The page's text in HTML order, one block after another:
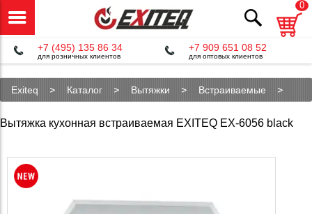
0
+7 (495) 135 86 34
для розничных клиентов
+7 909 651 08 52
для оптовых клиентов
Exiteq Каталог Вытяжки
Встраиваемые
Вытяжка кухонная встраиваемая EXITEQ EX-6056 black